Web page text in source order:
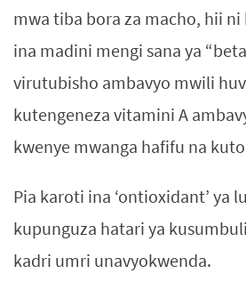
mwa tiba bora za macho, hii
ina madini mengi sana ya
virutubisho ambavyo mwili
kutengeneza vitamini A
kwenye mwanga hafifu na
Pia karoti ina ‘ontioxidant’ ya
kupunguza hatari ya
kadri umri unavyokwenda.